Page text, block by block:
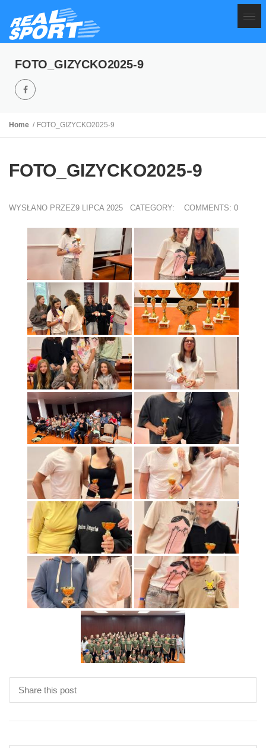
FOTO_GIZYCKO2025-9
Home FOTO_GIZYCKO2025-9
FOTO_GIZYCKO2025-9
WYSŁANO PRZEZ9 LIPCA 2025 CATEGORY: COMMENTS: 0
Share this post